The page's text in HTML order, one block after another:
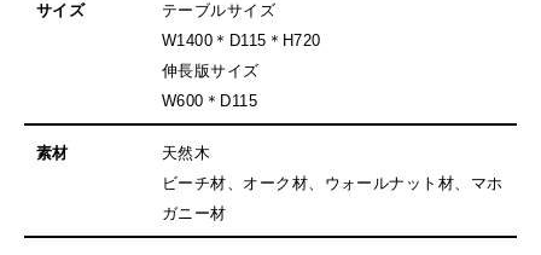
サイズ
テーブルサイズ
W1400＊D115＊H720
伸長版サイズ
W600＊D115
素材
天然木
ビーチ材、オーク材、ウォールナット材、マホ
ガニー材